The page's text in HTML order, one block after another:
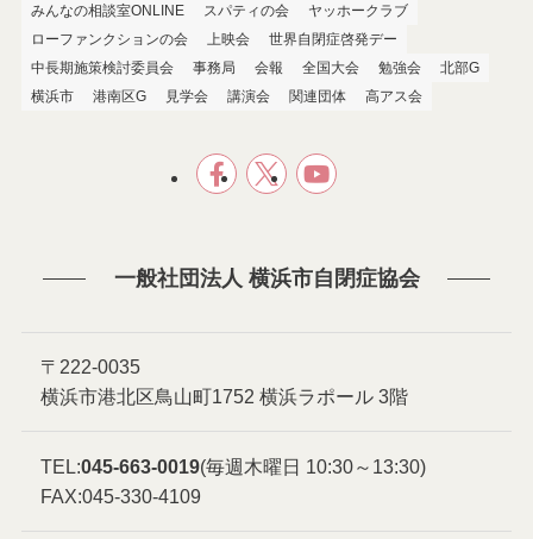
みんなの相談室ONLINE
スパティの会
ヤッホークラブ
ローファンクションの会
上映会
世界自閉症啓発デー
中長期施策検討委員会
事務局 会報 全国大会 勉強会
北部G
横浜市
港南区G 見学会 講演会 関連団体 高アス会
一般社団法人 横浜市自閉症協会
〒222-0035
横浜市港北区鳥山町1752 横浜ラポール 3階
TEL:045-663-0019(毎週木曜日 10:30～13:30)
FAX:045-330-4109